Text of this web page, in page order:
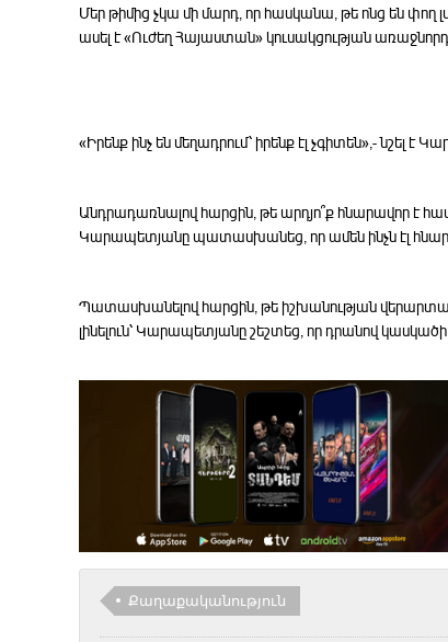
Մեր թիմից չկա մի մարդ, որ հասկանա, թե ոնց են փող
ասել է «Ուժեղ Հայաստան» կուսակցության
«Իրենք ինչ են մեղադրում՝ իրենք էլ չգիտեն»,- նշել է
Անդրադառնալով հարցին, թե արդյո՞ք հնարավոր է
Կարապետյանը պատասխանեց, որ ամեն ինչն էլ
Պատասխանելով հարցին, թե իշխանության
լինելուն՝ Կարապետյանը շեշտեց, որ դրանով
Քաղաքականություն